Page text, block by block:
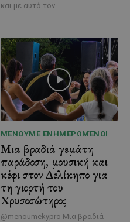
και με αυτό τον...
ΜΈΝΟΥΜΕ ΕΝΗΜΕΡΩΜΈΝΟΙ
Μια βραδιά γεμάτη
παράδοση, μουσική και
κέφι στον Δελίκηπο για
τη γιορτή του
Χρυσοσώτηρος
@menoumekypro Μια βραδιά